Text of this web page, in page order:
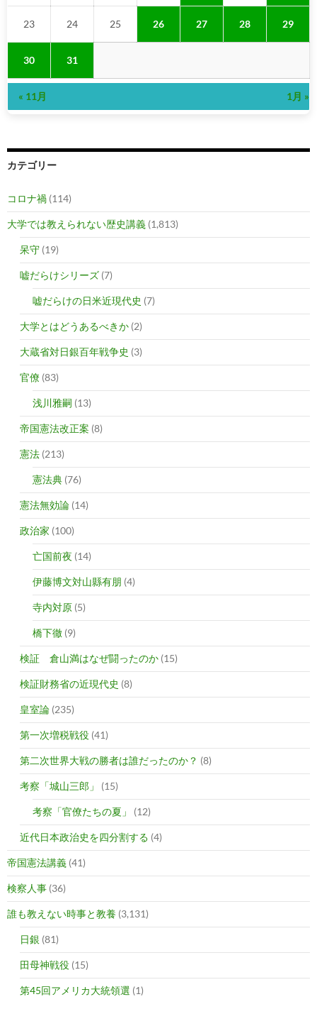
23 24 25 26 27 28 29
30 31
« 11月 1月 »
カテゴリー
コロナ禍 (114)
大学では教えられない歴史講義 (1,813)
呆守 (19)
嘘だらけシリーズ (7)
嘘だらけの日米近現代史 (7)
大学とはどうあるべきか (2)
大蔵省対日銀百年戦争史 (3)
官僚 (83)
浅川雅嗣 (13)
帝国憲法改正案 (8)
憲法 (213)
憲法典 (76)
憲法無効論 (14)
政治家 (100)
亡国前夜 (14)
伊藤博文対山縣有朋 (4)
寺内対原 (5)
橋下徹 (9)
検証 倉山満はなぜ闘ったのか (15)
検証財務省の近現代史 (8)
皇室論 (235)
第一次増税戦役 (41)
第二次世界大戦の勝者は誰だったのか？ (8)
考察「城山三郎」 (15)
考察「官僚たちの夏」 (12)
近代日本政治史を四分割する (4)
帝国憲法講義 (41)
検察人事 (36)
誰も教えない時事と教養 (3,131)
日銀 (81)
田母神戦役 (15)
第45回アメリカ大統領選 (1)